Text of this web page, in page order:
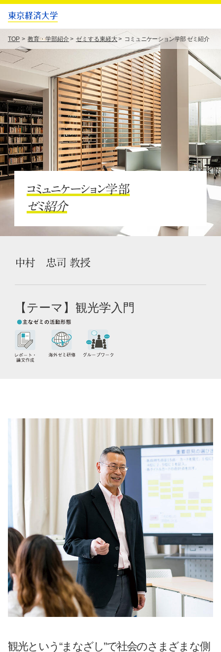
TOP 教育・学部紹介 ゼミする東経大 コミュニケーション学部 ゼミ紹介
コミュニケーション学部
ゼミ紹介
中村 忠司 教授
【テーマ】観光学入門
観光という“まなざし”で社会のさまざまな側